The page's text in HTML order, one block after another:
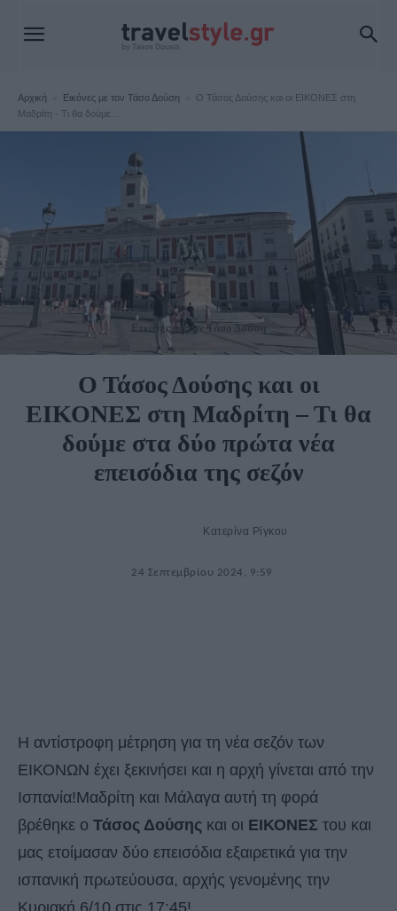
Αρχική Εικόνες με τον Τάσο Δούση
Ο Τάσος Δούσης και οι ΕΙΚΟΝΕΣ στη
Μαδρίτη - Τι θα δούμε...
Εικόνες με τον Τάσο Δούση
Ο Τάσος Δούσης και οι
ΕΙΚΟΝΕΣ στη Μαδρίτη – Τι θα
δούμε στα δύο πρώτα νέα
επεισόδια της σεζόν
Κατερίνα Ρίγκου
24 Σεπτεμβρίου 2024, 9:59
Η αντίστροφη μέτρηση για τη νέα σεζόν των
ΕΙΚΟΝΩΝ έχει ξεκινήσει και η αρχή γίνεται από την
Ισπανία!Μαδρίτη και Μάλαγα αυτή τη φορά
βρέθηκε ο Τάσος Δούσης και οι ΕΙΚΟΝΕΣ του και
μας ετοίμασαν δύο επεισόδια εξαιρετικά για την
ισπανική πρωτεύουσα, αρχής γενομένης την